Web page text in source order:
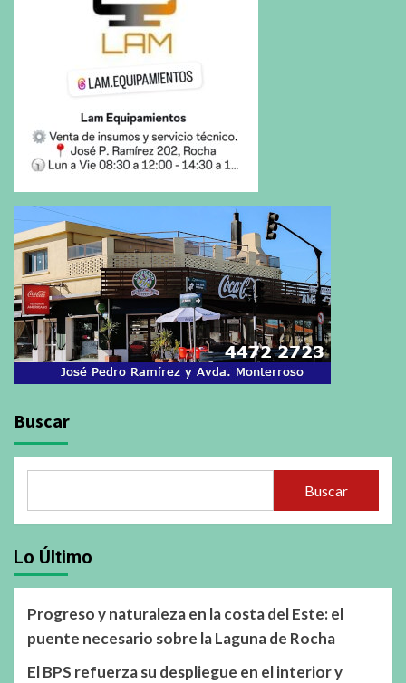
Buscar
Buscar
Lo Último
Progreso y naturaleza en la costa del Este: el
puente necesario sobre la Laguna de Rocha
El BPS refuerza su despliegue en el interior y